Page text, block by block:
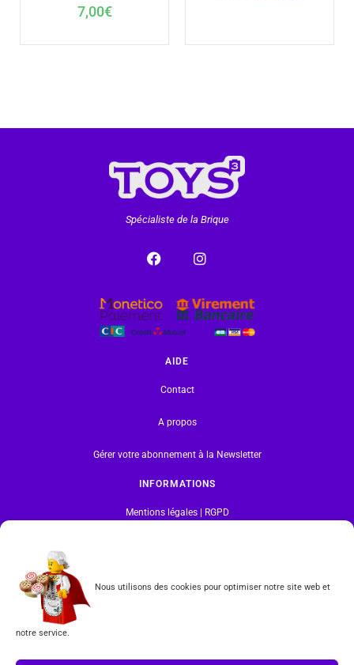
Nous utilisons des cookies pour optimiser notre site web et
notre service.
7,00€
Spécialiste de la Brique
AIDE
Contact
A propos
Gérer votre abonnement à la Newsletter
INFORMATIONS
Mentions légales | RGPD
Formulaire de rétractation
Tous les produits vendus sur ce site sont fabriqués par LEGO exclusivement. LEGO® est une
marque déposée par The LEGO Group. Les propriétaires des marques respectives citées sur le site